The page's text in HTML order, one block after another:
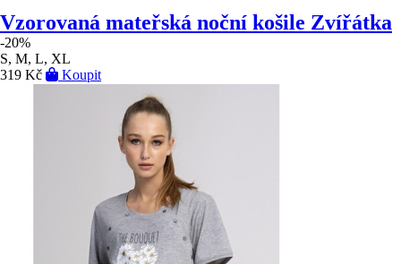
Vzorovaná mateřská noční košile Zvířátka
-20%
S, M, L, XL
319 Kč
Koupit